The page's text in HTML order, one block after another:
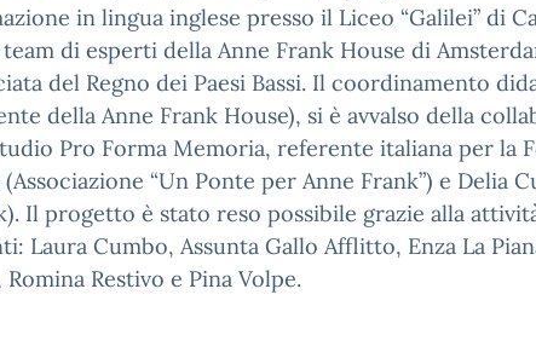
in lingua inglese presso il Liceo “Galilei” di
di esperti della Anne Frank House di
del Regno dei Paesi Bassi. Il coordinamento
della Anne Frank House), si è avvalso della
Pro Forma Memoria, referente italiana per la
“Un Ponte per Anne Frank”) e Delia
Il progetto è stato reso possibile grazie alla
Laura Cumbo, Assunta Gallo Afflitto, Enza La
Restivo e Pina Volpe.